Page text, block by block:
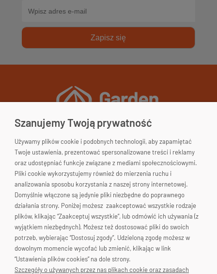
Zapisz się
Garden&Home
33-200 Dąbrowa Tarnowska
woj. małopolskie
Polska
663-176-665
biuro@gardenhome.pl
Pomoc
Szanujemy Twoją prywatność
Używamy plików cookie i podobnych technologii, aby zapamiętać
Twoje ustawienia, prezentować spersonalizowane treści i reklamy
oraz udostępniać funkcje związane z mediami społecznościowymi.
Pliki cookie wykorzystujemy również do mierzenia ruchu i
analizowania sposobu korzystania z naszej strony internetowej.
Domyślnie włączone są jedynie pliki niezbędne do poprawnego
działania strony. Poniżej możesz zaakceptować wszystkie rodzaje
plików, klikając “Zaakceptuj wszystkie”, lub odmówić ich używania (z
wyjątkiem niezbędnych). Możesz też dostosować pliki do swoich
potrzeb, wybierając “Dostosuj zgody”. Udzieloną zgodę możesz w
dowolnym momencie wycofać lub zmienić, klikając w link
“Ustawienia plików cookies” na dole strony.
Szczegóły o używanych przez nas plikach cookie oraz zasadach